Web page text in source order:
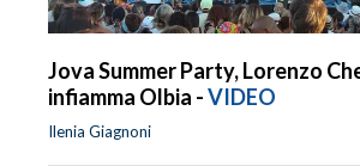
Jova Summer Party, Lorenzo
infiamma Olbia -VIDEO
Ilenia Giagnoni